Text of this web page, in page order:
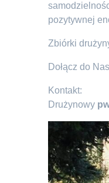
pozytywnej
Zbiórki
Dołącz do
Kontakt:
Drużynowy